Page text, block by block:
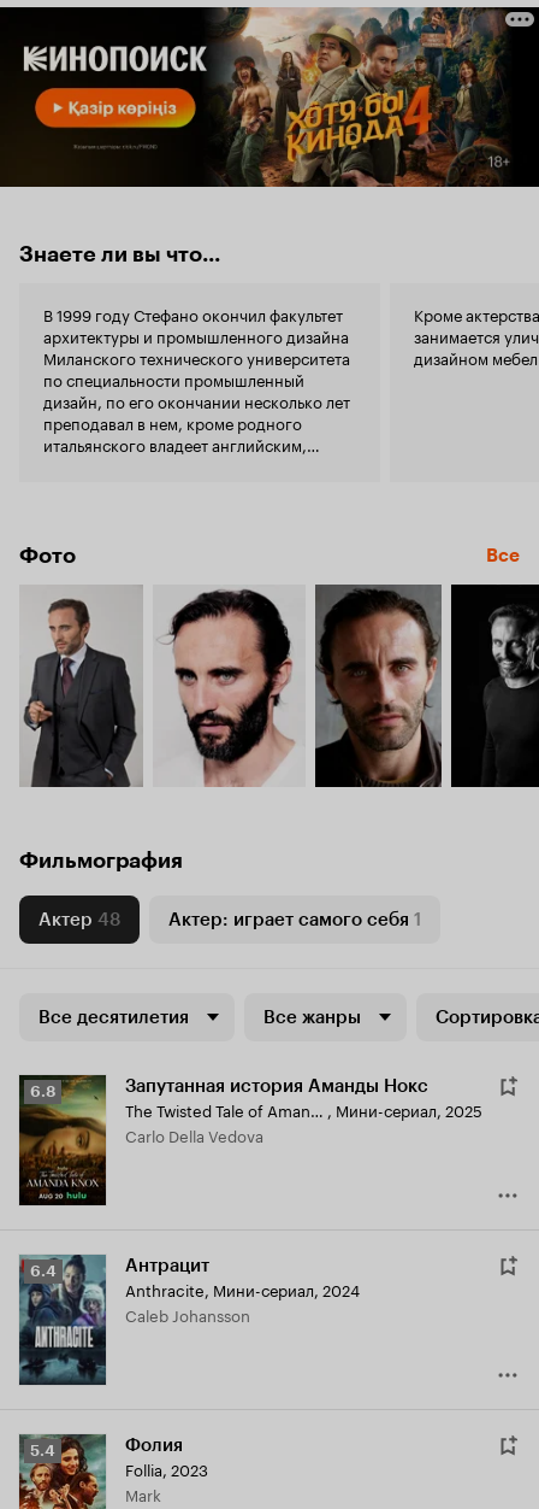
Знаете ли вы что...
В 1999 году Стефано окончил факультет
архитектуры и промышленного дизайна
Миланского технического университета
по специальности промышленный
дизайн, по его окончании несколько лет
преподавал в нем, кроме родного
итальянского владеет английским,
Кроме
занимается
дизайном
Фото Все
Фильмография
Актер 48 Актер: играет самого себя 1
Все десятилетия Все жанры
Рейтинг
Кинопоиска
6.8
6.8 Запутанная история Аманды Нокс
The Twisted Tale of Amanda Knox , Мини-сериал, 2025
Carlo Della Vedova
Рейтинг
Кинопоиска
6.4
6.4 Антрацит
Anthracite, Мини-сериал, 2024
Caleb Johansson
Рейтинг
Кинопоиска
5.4
5.4 Фолия
Follia, 2023
Mark